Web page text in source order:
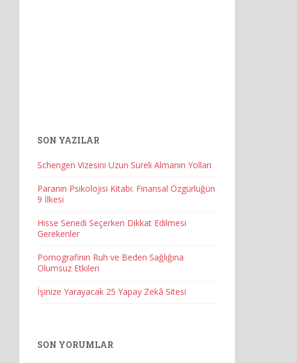
SON YAZILAR
Schengen Vizesini Uzun Süreli Almanın Yolları
Paranın Psikolojisi Kitabı: Finansal Özgürlüğün
9 İlkesi
Hisse Senedi Seçerken Dikkat Edilmesi
Gerekenler
Pornografinin Ruh ve Beden Sağlığına
Olumsuz Etkileri
İşinize Yarayacak 25 Yapay Zekâ Sitesi
SON YORUMLAR